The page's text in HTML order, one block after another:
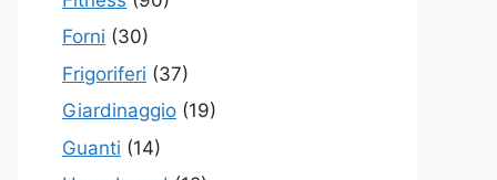
Forni (30)
Frigoriferi (37)
Giardinaggio (19)
Guanti (14)